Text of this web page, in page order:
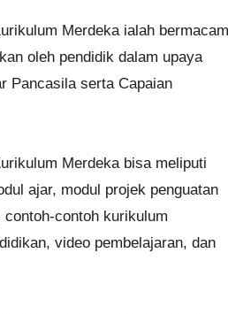
Merdeka ialah bermacam
oleh pendidik dalam upaya
Pancasila serta Capaian
Merdeka bisa meliputi
ajar, modul projek penguatan
contoh kurikulum
video pembelajaran, dan